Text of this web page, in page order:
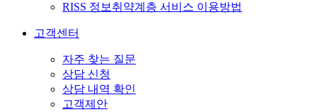
RISS 정보취약계층 서비스 이용방법
고객센터
자주 찾는 질문
상담 신청
상담 내역 확인
고객제안